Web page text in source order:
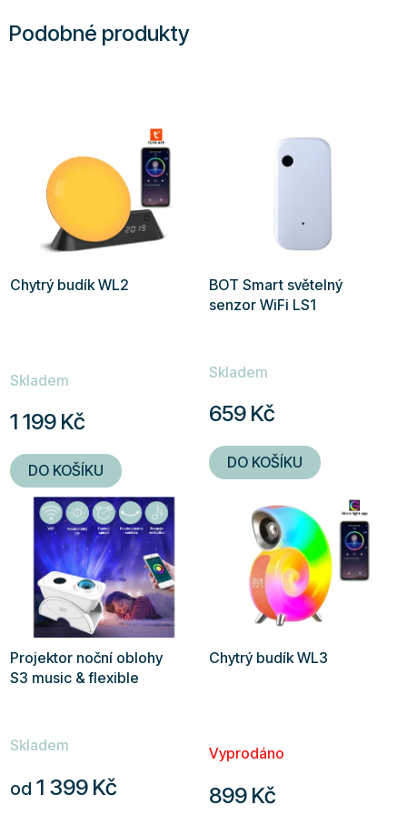
Podobné produkty
Chytrý budík WL2
Skladem
1 199 Kč
DO KOŠÍKU
BOT Smart světelný
senzor WiFi LS1
hodnocení
je
5,0
z
hvězdiček.
Skladem
659 Kč
DO KOŠÍKU
Projektor noční oblohy
S3 music & flexible
hodnocení
je
Skladem
od 1 399 Kč
Chytrý budík WL3
Vyprodáno
899 Kč